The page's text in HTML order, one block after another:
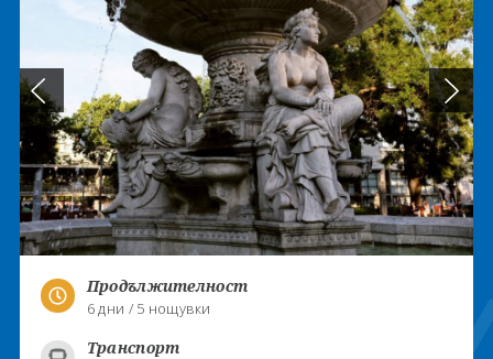
Продължителност
6 дни / 5 нощувки
Транспорт